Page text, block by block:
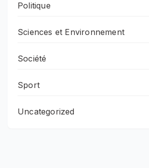
Politique
Sciences et Environnement
Société
Sport
Uncategorized